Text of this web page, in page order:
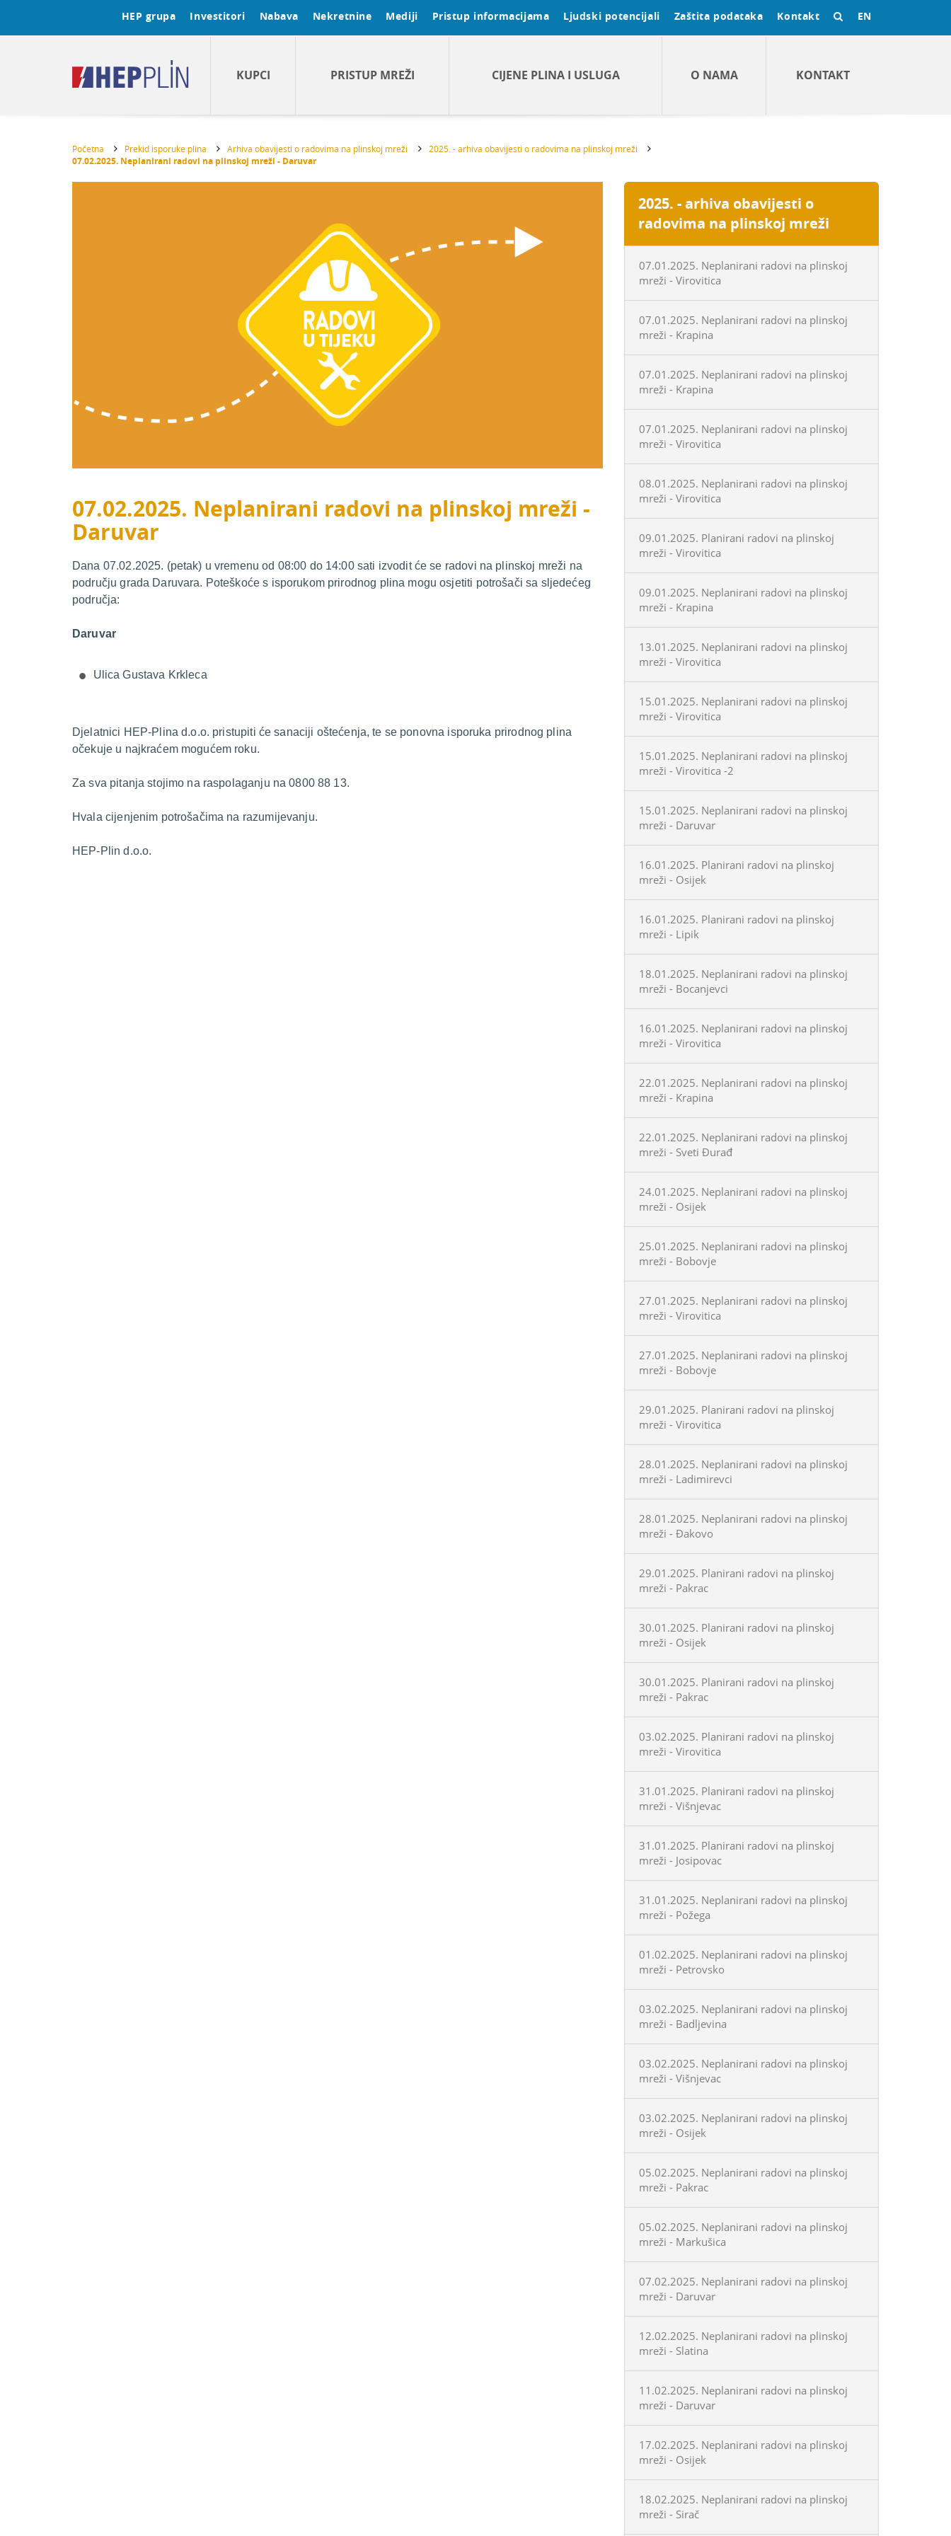
HEP grupa Investitori Nabava Nekretnine Mediji Pristup informacijama Ljudski potencijali Zaštita podataka Kontakt EN
KUPCI PRISTUP MREŽI CIJENE PLINA I USLUGA O NAMA KONTAKT
Početna Prekid isporuke plina Arhiva obavijesti o radovima na plinskoj mreži 2025. - arhiva obavijesti o radovima na plinskoj mreži
07.02.2025. Neplanirani radovi na plinskoj mreži - Daruvar
07.02.2025. Neplanirani radovi na plinskoj mreži -
Daruvar
Dana 07.02.2025. (petak) u vremenu od 08:00 do 14:00 sati izvodit će se radovi na plinskoj mreži na
području grada Daruvara. Poteškoće s isporukom prirodnog plina mogu osjetiti potrošači sa sljedećeg
područja:
Daruvar
Ulica Gustava Krkleca
Djelatnici HEP-Plina d.o.o. pristupiti će sanaciji oštećenja, te se ponovna isporuka prirodnog plina
očekuje u najkraćem mogućem roku.
Za sva pitanja stojimo na raspolaganju na 0800 88 13.
Hvala cijenjenim potrošačima na razumijevanju.
HEP-Plin d.o.o.
2025. - arhiva obavijesti o
radovima na plinskoj mreži
07.01.2025. Neplanirani radovi na plinskoj
mreži - Virovitica
07.01.2025. Neplanirani radovi na plinskoj
mreži - Krapina
07.01.2025. Neplanirani radovi na plinskoj
mreži - Krapina
07.01.2025. Neplanirani radovi na plinskoj
mreži - Virovitica
08.01.2025. Neplanirani radovi na plinskoj
mreži - Virovitica
09.01.2025. Planirani radovi na plinskoj
mreži - Virovitica
09.01.2025. Neplanirani radovi na plinskoj
mreži - Krapina
13.01.2025. Neplanirani radovi na plinskoj
mreži - Virovitica
15.01.2025. Neplanirani radovi na plinskoj
mreži - Virovitica
15.01.2025. Neplanirani radovi na plinskoj
mreži - Virovitica -2
15.01.2025. Neplanirani radovi na plinskoj
mreži - Daruvar
16.01.2025. Planirani radovi na plinskoj
mreži - Osijek
16.01.2025. Planirani radovi na plinskoj
mreži - Lipik
18.01.2025. Neplanirani radovi na plinskoj
mreži - Bocanjevci
16.01.2025. Neplanirani radovi na plinskoj
mreži - Virovitica
22.01.2025. Neplanirani radovi na plinskoj
mreži - Krapina
22.01.2025. Neplanirani radovi na plinskoj
mreži - Sveti Đurađ
24.01.2025. Neplanirani radovi na plinskoj
mreži - Osijek
25.01.2025. Neplanirani radovi na plinskoj
mreži - Bobovje
27.01.2025. Neplanirani radovi na plinskoj
mreži - Virovitica
27.01.2025. Neplanirani radovi na plinskoj
mreži - Bobovje
29.01.2025. Planirani radovi na plinskoj
mreži - Virovitica
28.01.2025. Neplanirani radovi na plinskoj
mreži - Ladimirevci
28.01.2025. Neplanirani radovi na plinskoj
mreži - Đakovo
29.01.2025. Planirani radovi na plinskoj
mreži - Pakrac
30.01.2025. Planirani radovi na plinskoj
mreži - Osijek
30.01.2025. Planirani radovi na plinskoj
mreži - Pakrac
03.02.2025. Planirani radovi na plinskoj
mreži - Virovitica
31.01.2025. Planirani radovi na plinskoj
mreži - Višnjevac
31.01.2025. Planirani radovi na plinskoj
mreži - Josipovac
31.01.2025. Neplanirani radovi na plinskoj
mreži - Požega
01.02.2025. Neplanirani radovi na plinskoj
mreži - Petrovsko
03.02.2025. Neplanirani radovi na plinskoj
mreži - Badljevina
03.02.2025. Neplanirani radovi na plinskoj
mreži - Višnjevac
03.02.2025. Neplanirani radovi na plinskoj
mreži - Osijek
05.02.2025. Neplanirani radovi na plinskoj
mreži - Pakrac
05.02.2025. Neplanirani radovi na plinskoj
mreži - Markušica
07.02.2025. Neplanirani radovi na plinskoj
mreži - Daruvar
12.02.2025. Neplanirani radovi na plinskoj
mreži - Slatina
11.02.2025. Neplanirani radovi na plinskoj
mreži - Daruvar
17.02.2025. Neplanirani radovi na plinskoj
mreži - Osijek
18.02.2025. Neplanirani radovi na plinskoj
mreži - Sirač